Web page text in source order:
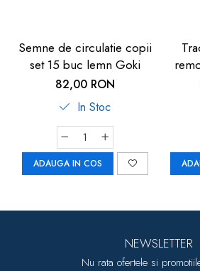
Semne de circulatie copii
set 15 buc lemn Goki
82,00 RON
In Stoc
ADAUGA IN COS
NEWSLETTER
Nu rata ofertele si